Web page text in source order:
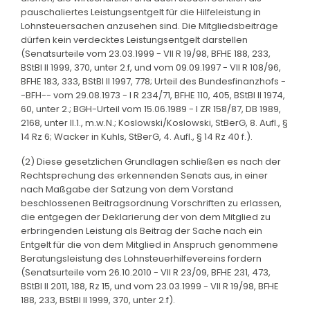
pauschaliertes Leistungsentgelt für die Hilfeleistung in
Lohnsteuersachen anzusehen sind. Die Mitgliedsbeiträge
dürfen kein verdecktes Leistungsentgelt darstellen
(Senatsurteile vom 23.03.1999 - VII R 19/98, BFHE 188, 233,
BStBl II 1999, 370, unter 2.f, und vom 09.09.1997 - VII R 108/96,
BFHE 183, 333, BStBl II 1997, 778; Urteil des Bundesfinanzhofs -
-BFH-- vom 29.08.1973 - I R 234/71, BFHE 110, 405, BStBl II 1974,
60, unter 2.; BGH-Urteil vom 15.06.1989 - I ZR 158/87, DB 1989,
2168, unter II.1., m.w.N.; Koslowski/Koslowski, StBerG, 8. Aufl., §
14 Rz 6; Wacker in Kuhls, StBerG, 4. Aufl., § 14 Rz 40 f.).
(2) Diese gesetzlichen Grundlagen schließen es nach der
Rechtsprechung des erkennenden Senats aus, in einer
nach Maßgabe der Satzung von dem Vorstand
beschlossenen Beitragsordnung Vorschriften zu erlassen,
die entgegen der Deklarierung der von dem Mitglied zu
erbringenden Leistung als Beitrag der Sache nach ein
Entgelt für die von dem Mitglied in Anspruch genommene
Beratungsleistung des Lohnsteuerhilfevereins fordern
(Senatsurteile vom 26.10.2010 - VII R 23/09, BFHE 231, 473,
BStBl II 2011, 188, Rz 15, und vom 23.03.1999 - VII R 19/98, BFHE
188, 233, BStBl II 1999, 370, unter 2.f).